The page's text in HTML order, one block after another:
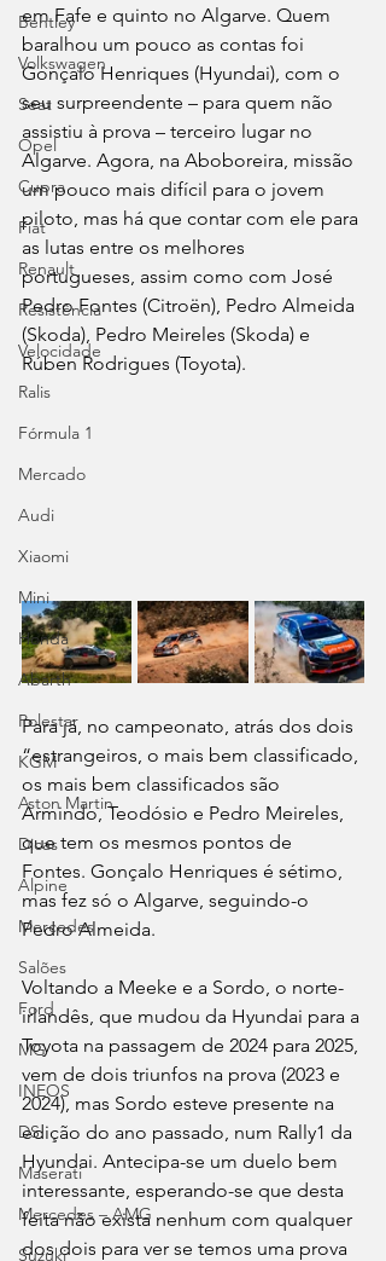
Bentley
Volkswagen
Seat
Opel
Cupra
Fiat
Renault
Resistência
Velocidade
Ralis
Fórmula 1
Mercado
Audi
Xiaomi
Mini
Honda
Abarth
Polestar
KGM
Aston Martin
Dicas
Alpine
Mercedes
Salões
Ford
MG
INEOS
DS
Maserati
Mercedes – AMG
Suzuki
em Fafe e quinto no Algarve. Quem
baralhou um pouco as contas foi
Gonçalo Henriques (Hyundai), com o
seu surpreendente – para quem não
assistiu à prova – terceiro lugar no
Algarve. Agora, na Aboboreira, missão
um pouco mais difícil para o jovem
piloto, mas há que contar com ele para
as lutas entre os melhores
portugueses, assim como com José
Pedro Fontes (Citroën), Pedro Almeida
(Skoda), Pedro Meireles (Skoda) e
Rúben Rodrigues (Toyota).
Para já, no campeonato, atrás dos dois
“estrangeiros, o mais bem classificado,
os mais bem classificados são
Armindo, Teodósio e Pedro Meireles,
que tem os mesmos pontos de
Fontes. Gonçalo Henriques é sétimo,
mas fez só o Algarve, seguindo-o
Pedro Almeida.
Voltando a Meeke e a Sordo, o norte-
irlandês, que mudou da Hyundai para a
Toyota na passagem de 2024 para 2025,
vem de dois triunfos na prova (2023 e
2024), mas Sordo esteve presente na
edição do ano passado, num Rally1 da
Hyundai. Antecipa-se um duelo bem
interessante, esperando-se que desta
feita não exista nenhum com qualquer
dos dois para ver se temos uma prova